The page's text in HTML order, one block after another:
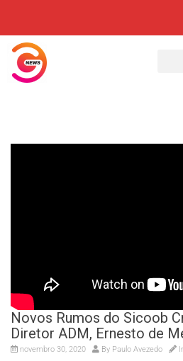
Novos Rumos do Sicoob
Diretor ADM, Ernesto de
novembro 30, 2020 By Paulo Avezedo